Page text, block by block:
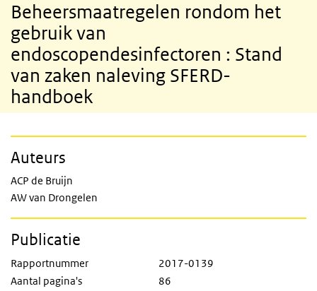
Beheersmaatregelen rondom het
gebruik van
endoscopendesinfectoren : Stand
van zaken naleving SFERD-
handboek
Auteurs
ACP de Bruijn
AW van Drongelen
Publicatie
Rapportnummer
2017-0139
Aantal pagina's
86